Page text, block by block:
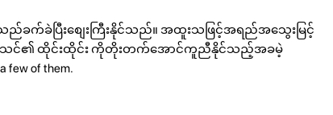
သည်ခက်ခဲပြီးစျေးကြီးနိုင်သည်။ အထူးသဖြင့်အရည်အသွေးမြင့်
သို့သော်သင်၏ ထိုင်းထိုင်း ကိုတိုးတက်အောင်ကူညီနိုင်သည့်အခမဲ့
few of them.